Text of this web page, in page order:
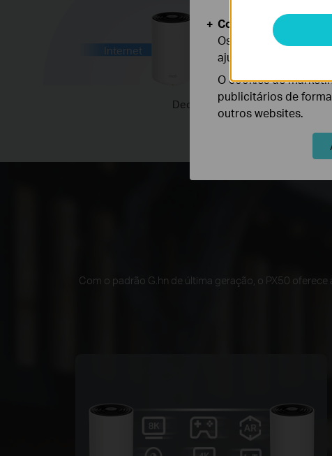
Internet
Deco PX50 (Wi-Fi + Powerline)
Com o padrão G.hn de última geração, o PX50
Cookies de Análise e
Os cookies de
ajustar a
O cookies de
publicitários de
outros websites.